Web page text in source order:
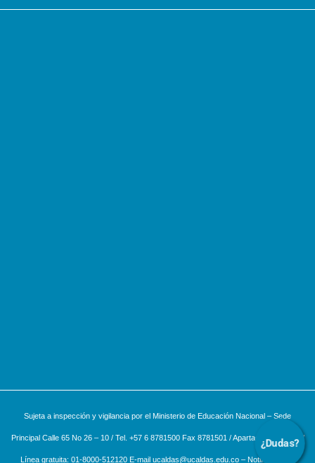
¿Dudas?
Sujeta a inspección y vigilancia por el Ministerio de Educación Nacional – Sede
Principal Calle 65 No 26 – 10 / Tel. +57 6 8781500 Fax 8781501 / Apartado aéreo 275 /
Línea gratuita: 01-8000-512120 E-mail ucaldas@ucaldas.edu.co – Notificaciones